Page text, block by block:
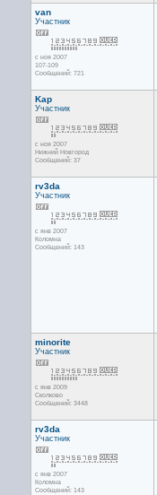
van
Участник
с ноя 2007
107-109
Сообщений: 721
Kap
Участник
с ноя 2007
Нижний Новгород
Сообщений: 37
rv3da
Участник
с янв 2007
Коломна
Сообщений: 143
minorite
Участник
с янв 2009
Сколково
Сообщений: 3448
rv3da
Участник
с янв 2007
Коломна
Сообщений: 143